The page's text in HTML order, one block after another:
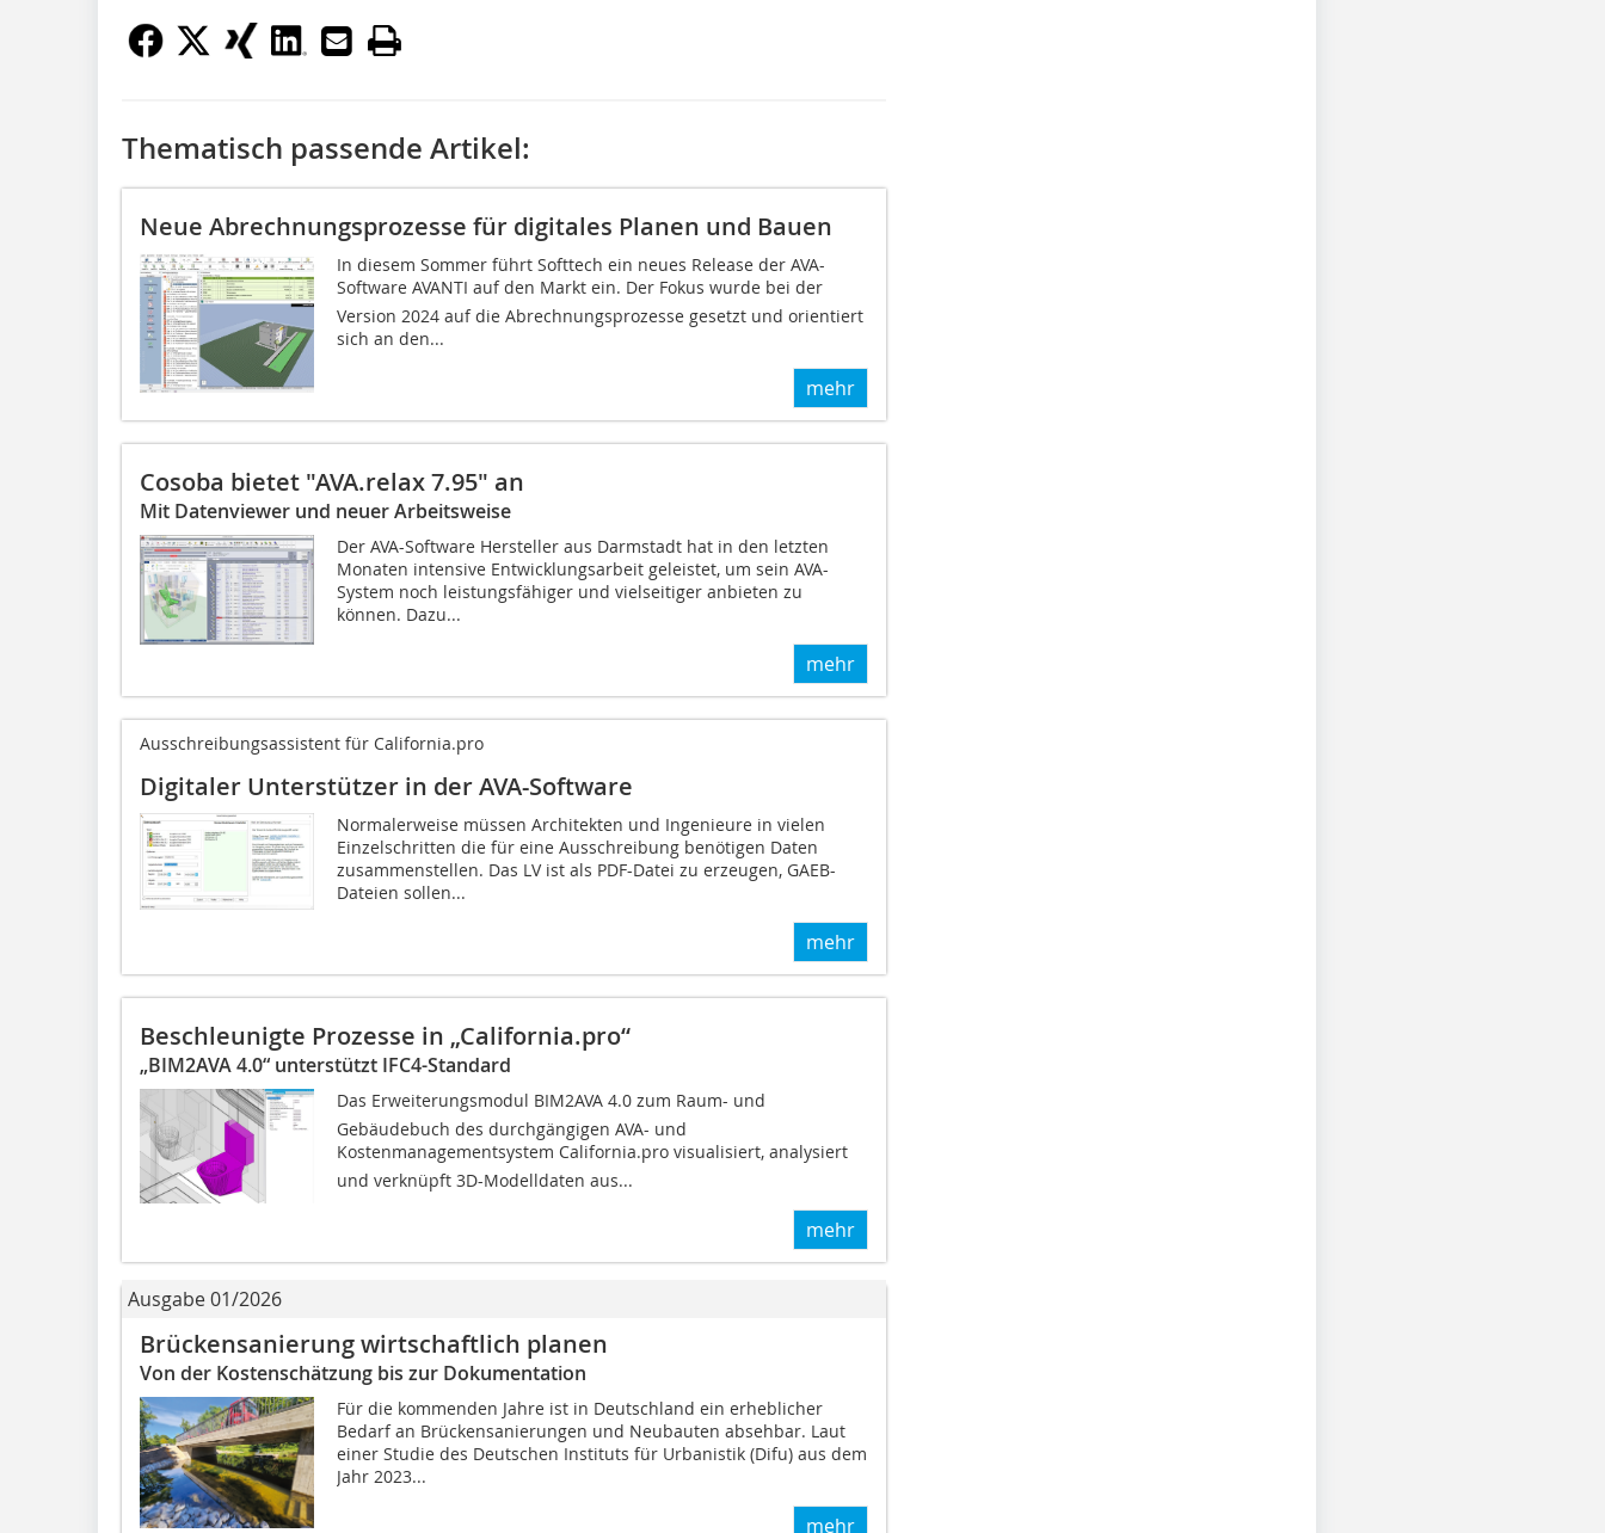
Thematisch passende Artikel:
Neue Abrechnungsprozesse für digitales Planen und Bauen
In diesem Sommer führt Softtech ein neues Release der AVA-
Software AVANTI auf den Markt ein. Der Fokus wurde bei der
Version 2024 auf die Abrechnungsprozesse gesetzt und orientiert
sich an den...
mehr
Cosoba bietet "AVA.relax 7.95" an
Mit Datenviewer und neuer Arbeitsweise
Der AVA-Software Hersteller aus Darmstadt hat in den letzten
Monaten intensive Entwicklungsarbeit geleistet, um sein AVA-
System noch leistungsfähiger und vielseitiger anbieten zu
können. Dazu...
mehr
Ausschreibungsassistent für California.pro
Digitaler Unterstützer in der AVA-Software
Normalerweise müssen Architekten und Ingenieure in vielen
Einzelschritten die für eine Ausschreibung benötigen Daten
zusammenstellen. Das LV ist als PDF-Datei zu erzeugen, GAEB-
Dateien sollen...
mehr
Beschleunigte Prozesse in „California.pro“
„BIM2AVA 4.0“ unterstützt IFC4-Standard
Das Erweiterungsmodul BIM2AVA 4.0 zum Raum- und
Gebäudebuch des durchgängigen AVA- und
Kostenmanagementsystem California.pro visualisiert, analysiert
und verknüpft 3D-Modelldaten aus...
mehr
Ausgabe 01/2026
Brückensanierung wirtschaftlich planen
Von der Kostenschätzung bis zur Dokumentation
Für die kommenden Jahre ist in Deutschland ein erheblicher
Bedarf an Brückensanierungen und Neubauten absehbar. Laut
einer Studie des Deutschen Instituts für Urbanistik (Difu) aus dem
Jahr 2023...
mehr